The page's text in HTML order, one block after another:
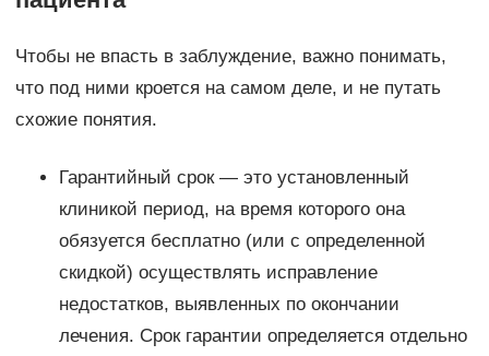
Чтобы не впасть в заблуждение, важно понимать,
что под ними кроется на самом деле, и не путать
схожие понятия.
Гарантийный срок — это установленный
клиникой период, на время которого она
обязуется бесплатно (или с определенной
скидкой) осуществлять исправление
недостатков, выявленных по окончании
лечения. Срок гарантии определяется отдельно